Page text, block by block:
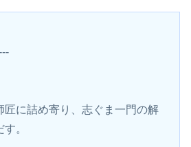
匠に詰め寄り、志ぐま一門の解
。